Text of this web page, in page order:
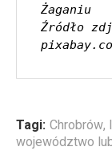
Żaganiu
Źródło
Tagi: Chrobrów,
województwo